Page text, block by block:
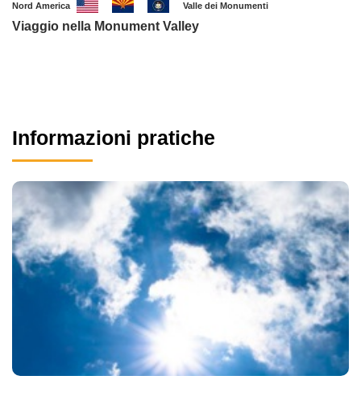
Nord America Valle dei Monumenti
Viaggio nella Monument Valley
Informazioni pratiche